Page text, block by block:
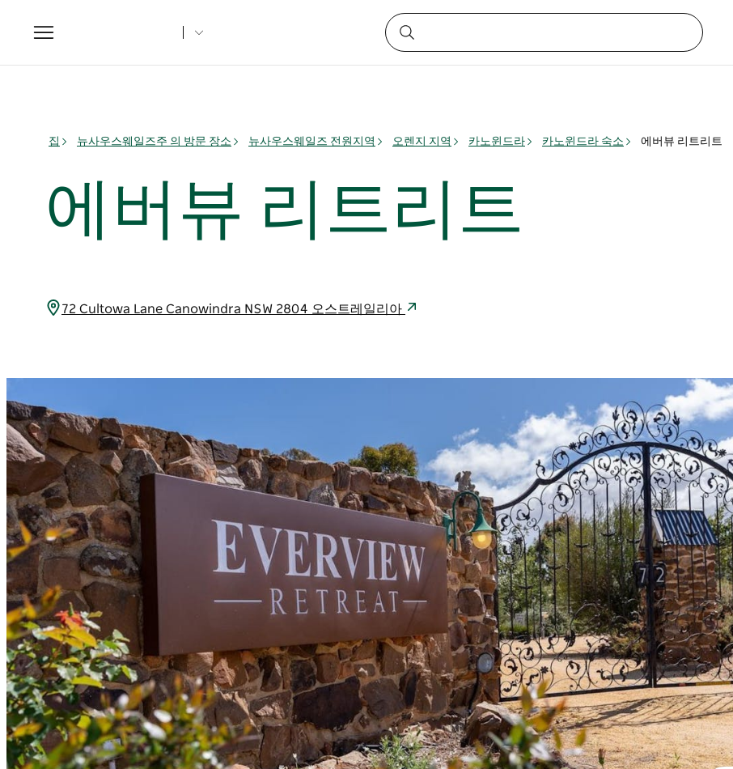
Toggle
navigation
집 뉴사우스웨일즈주 의 방문 장소 뉴사우스웨일즈 전원지역 오렌지 지역 카노윈드라 카노윈드라 숙소 에버뷰 리트리트
에버뷰 리트리트
72 Cultowa Lane Canowindra NSW 2804 오스트레일리아